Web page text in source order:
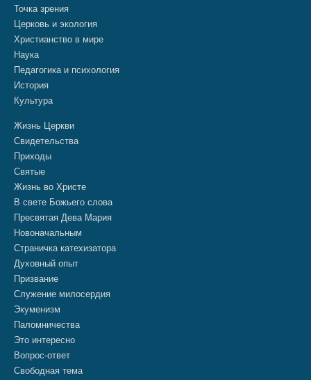
Точка зрения
Церковь и экология
Христианство в мире
Наука
Педагогика и психология
История
Культура
Жизнь Церкви
Свидетельства
Приходы
Святые
Жизнь во Христе
В свете Божьего слова
Пресвятая Дева Мария
Новоначальным
Страничка катехизатора
Духовный опыт
Призвание
Служение милосердия
Экуменизм
Паломничества
Это интересно
Вопрос-ответ
Свободная тема